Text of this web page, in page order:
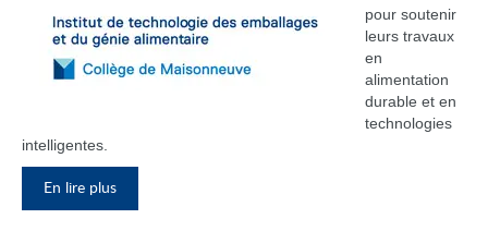
pour soutenir
leurs travaux
en
alimentation
durable et en
technologies
intelligentes.
En lire plus